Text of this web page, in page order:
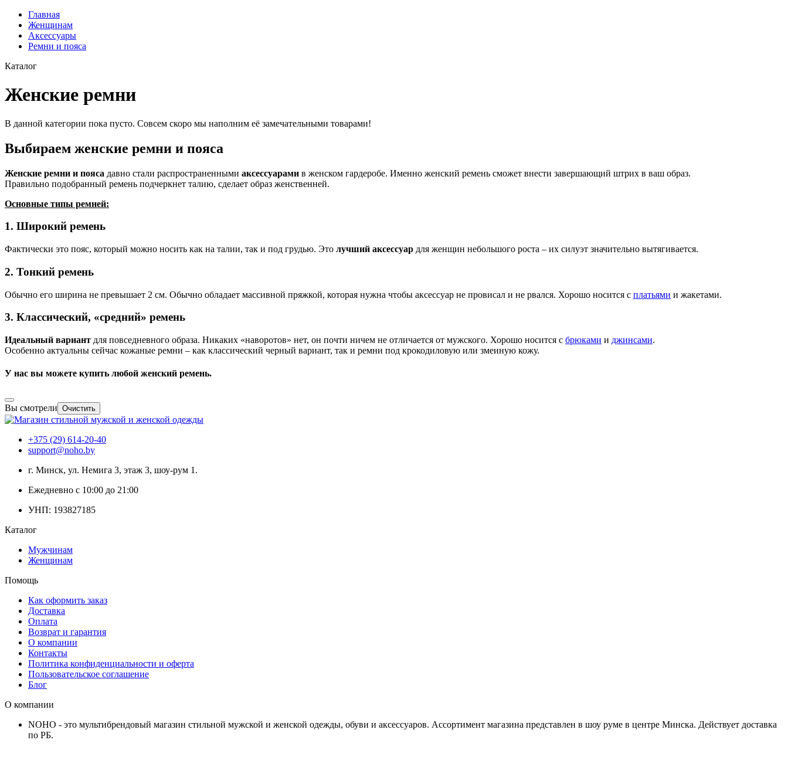
Главная
Женщинам
Аксессуары
Ремни и пояса
Каталог
Женские ремни
В данной категории пока пусто. Совсем скоро мы наполним её замечательными товарами!
Выбираем женские ремни и пояса
Женские ремни и пояса давно стали распространенными аксессуарами в женском гардеробе. Именно женский ремень сможет внести завершающий штрих в ваш образ.
Правильно подобранный ремень подчеркнет талию, сделает образ женственней.
Основные типы ремней:
1. Широкий ремень
Фактически это пояс, который можно носить как на талии, так и под грудью. Это лучший аксессуар для женщин небольшого роста – их силуэт значительно вытягивается.
2. Тонкий ремень
Обычно его ширина не превышает 2 см. Обычно обладает массивной пряжкой, которая нужна чтобы аксессуар не провисал и не рвался. Хорошо носится с платьями и жакетами.
3. Классический, «средний» ремень
Идеальный вариант для повседневного образа. Никаких «наворотов» нет, он почти ничем не отличается от мужского. Хорошо носится с брюками и джинсами.
Особенно актуальны сейчас кожаные ремни – как классический черный вариант, так и ремни под крокодиловую или змеиную кожу.
У нас вы можете купить любой женский ремень.
Вы смотрели Очистить
+375 (29) 614-20-40
support@noho.by
г. Минск, ул. Немига 3, этаж 3, шоу-рум 1.
Ежедневно с 10:00 до 21:00
УНП: 193827185
Каталог
Мужчинам
Женщинам
Помощь
Как оформить заказ
Доставка
Оплата
Возврат и гарантия
О компании
Контакты
Политика конфиденциальности и оферта
Пользовательское соглашение
Блог
О компании
NOHO - это мультибрендовый магазин стильной мужской и женской одежды, обуви и аксессуаров. Ассортимент магазина представлен в шоу руме в центре Минска. Действует доставка
по РБ.